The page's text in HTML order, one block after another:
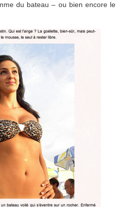
du bateau – ou bien encore le